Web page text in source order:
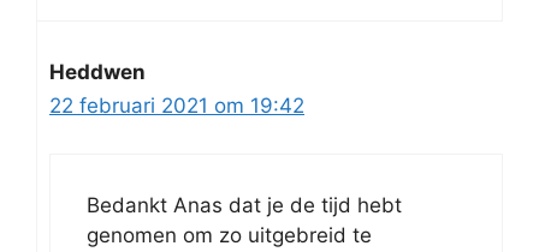
Heddwen
22 februari 2021 om 19:42
Bedankt Anas dat je de tijd hebt
genomen om zo uitgebreid te